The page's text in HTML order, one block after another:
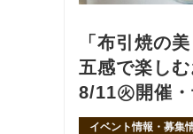
「布引焼の
五感で楽しむ
8/11㊋開催
イベント情報・募集